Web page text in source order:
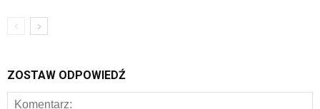
ZOSTAW ODPOWIEDŹ